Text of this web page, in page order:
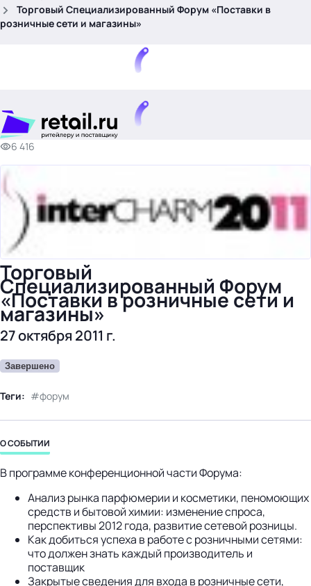
Тема месяца: Автоматизация на 1С
картина дня
темы
новости
материалы
видео
события
бизнес-центр
Торговый Специализированный Форум «Поставки в
розничные сети и магазины»
6 416
Торговый
Специализированный Форум
«Поставки в розничные сети и
магазины»
27 октября 2011 г.
Завершено
Теги: форум
О СОБЫТИИ
В программе конференционной части Форума:
Анализ рынка парфюмерии и косметики, пеномоющих
средств и бытовой химии: изменение спроса,
перспективы 2012 года, развитие сетевой розницы.
Как добиться успеха в работе с розничными сетями:
что должен знать каждый производитель и
поставщик
Закрытые сведения для входа в розничные сети,